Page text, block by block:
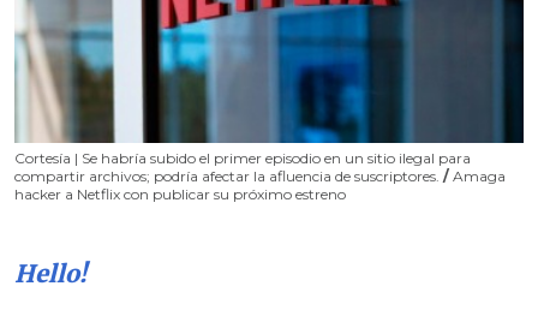
Cortesía | Se habría subido el primer episodio en un sitio ilegal para
compartir archivos; podría afectar la afluencia de suscriptores. / Amaga
hacker a Netflix con publicar su próximo estreno
Hello!